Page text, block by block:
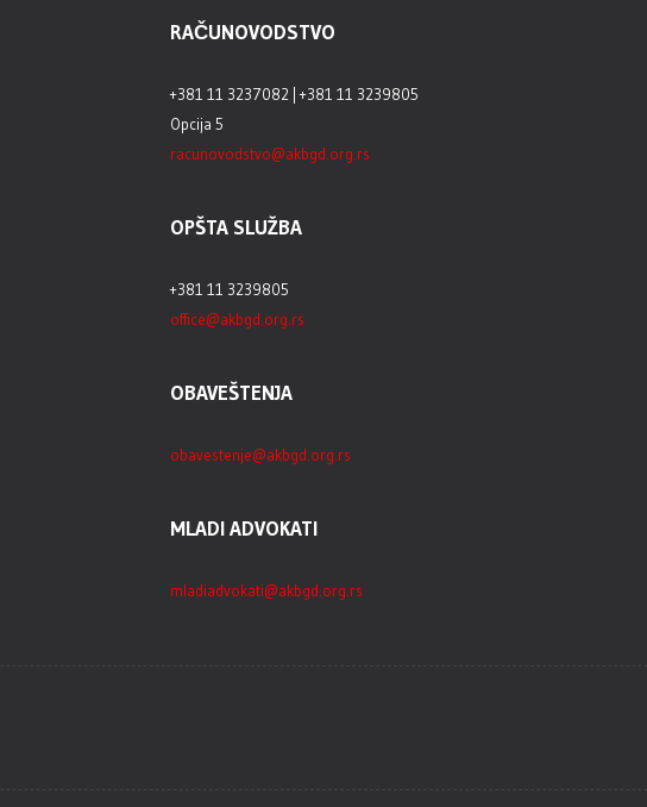
RAČUNOVODSTVO
+381 11 3237082 | +381 11 3239805
Opcija 5
racunovodstvo@akbgd.org.rs
OPŠTA SLUŽBA
+381 11 3239805
office@akbgd.org.rs
OBAVEŠTENJA
obavestenje@akbgd.org.rs
MLADI ADVOKATI
mladiadvokati@akbgd.org.rs